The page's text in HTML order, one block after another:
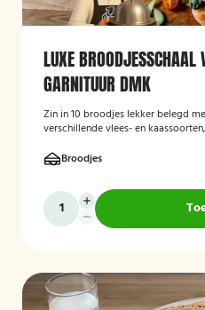
LUXE
GARNITUUR DMK
Zin in 10 broodjes lekker belegd
verschillende vlees- en
Broodjes